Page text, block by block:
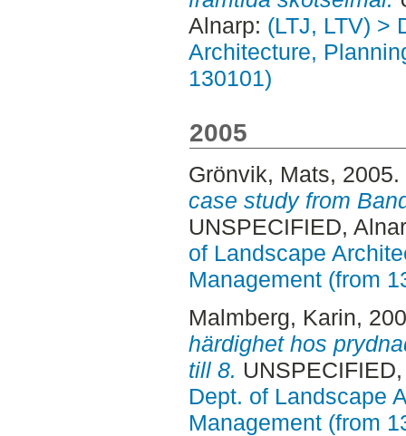
Alnarp: (LTJ, LTV) >
Architecture,
130101)
2005
Grönvik, Mats, 2005.
case study from
UNSPECIFIED,
of Landscape
Management (from
Malmberg, Karin,
härdighet hos
till 8.
Dept. of Landscape
Management (from